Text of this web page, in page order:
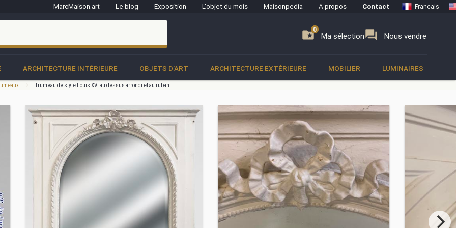
MarcMaison.art Le blog Exposition L'objet du mois Maisonpedia A propos Contact Francais
folder_special Ma sélection
0 forum Nous vendre
0
ARCHITECTURE INTÉRIEURE OBJETS D'ART ARCHITECTURE EXTÉRIEURE MOBILIER LUMINAIRES
Trumeau de style Louis XVI au dessus arrondi et au ruban